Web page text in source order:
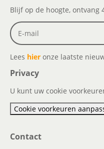
Blijf op de hoogte, ontvang
Lees hier onze laatste
Privacy
U kunt uw cookie
Cookie voorkeuren
Contact